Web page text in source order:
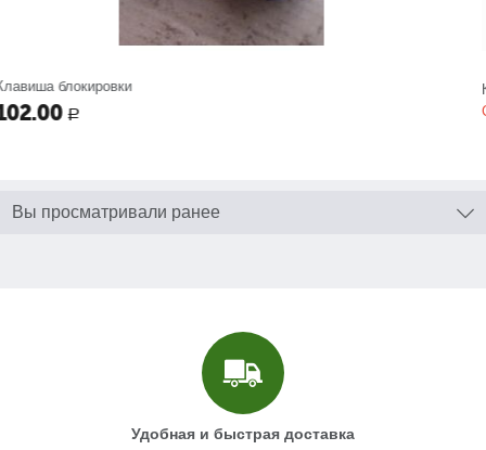
Вы просматривали ранее
Удобная и быстрая доставка